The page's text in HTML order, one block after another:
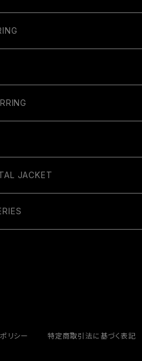
JACKET
リシー 特定商取引法に基づく表記